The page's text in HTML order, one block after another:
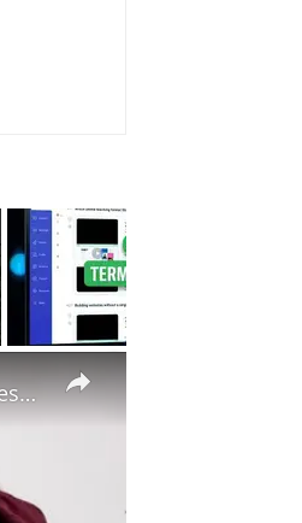
×
Défroissez votre vêtement en un temps record grâce à cet accessoire de tous les jours !